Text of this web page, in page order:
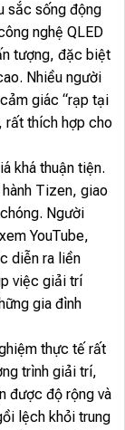
sắc sống động
nghệ QLED
tượng, đặc biệt
Nhiều người
giác “rạp tại
rất thích hợp cho
khá thuận tiện.
Tizen, giao
Người
YouTube,
diễn ra liền
việc giải trí
gia đình
thực tế rất
trình giải trí,
được độ rộng và
lệch khỏi trung